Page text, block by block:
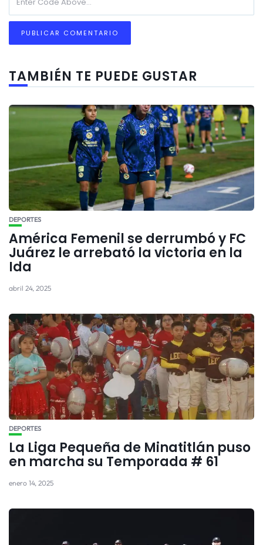
TAMBIÉN TE PUEDE GUSTAR
DEPORTES
América Femenil se derrumbó y FC
Juárez le arrebató la victoria en la
Ida
abril 24, 2025
DEPORTES
La Liga Pequeña de Minatitlán puso
en marcha su Temporada # 61
enero 14, 2025